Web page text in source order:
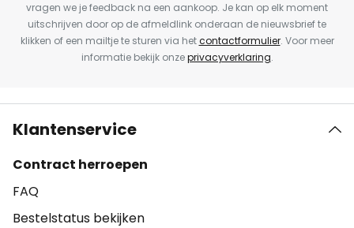
vragen we je feedback na een aankoop. Je kan op elk moment
uitschrijven door op de afmeldlink onderaan de nieuwsbrief te
klikken of een mailtje te sturen via hetcontactformulier. Voor meer
informatie bekijk onzeprivacyverklaring.
Klantenservice
Contract herroepen
FAQ
Bestelstatus bekijken